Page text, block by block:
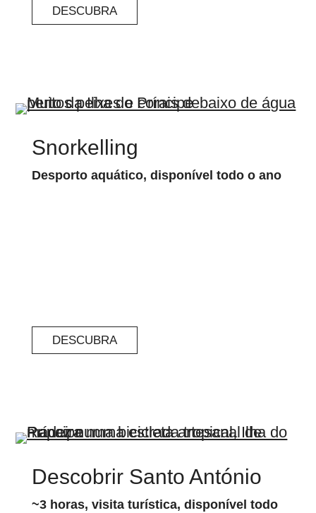
DESCUBRA
Snorkelling
Desporto aquático, disponível todo o ano
DESCUBRA
Descobrir Santo António
~3 horas, visita turística, disponível todo